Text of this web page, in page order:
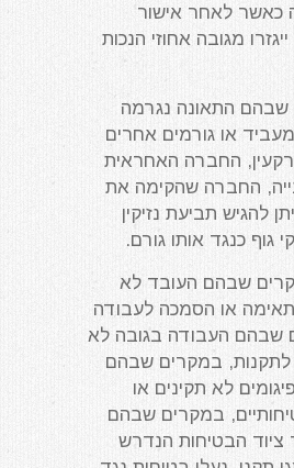
כאשר לאחר אישור
ייגזרו מגובה אחוזי הנכות
שבהם התאונה נגרמה
או גורמים אחרים
החברה האחראית
החברה שהקימה את
להגיש תביעת נזיקין
גוף כנגד אותו גורם.
שבהם העובד לא
או הסמכה לעבודה
שבהם העבודה בגובה לא
במקרים שבהם
לא תקינים או
במקרים שבהם
ציוד הבטיחות הנדרש